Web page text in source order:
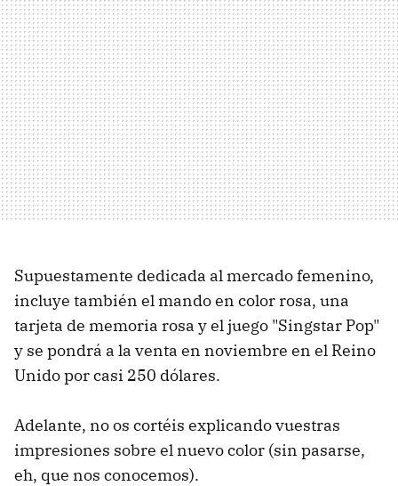
Supuestamente dedicada al mercado femenino,
incluye también el mando en color rosa, una
tarjeta de memoria rosa y el juego "Singstar Pop"
y se pondrá a la venta en noviembre en el Reino
Unido por casi 250 dólares.
Adelante, no os cortéis explicando vuestras
impresiones sobre el nuevo color (sin pasarse,
eh, que nos conocemos).